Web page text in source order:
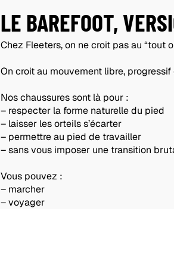
LE BAREFOOT,
Chez Fleeters, on ne croit pas au “tout
On croit au mouvement libre,
Nos chaussures sont là pour :
– respecter la forme naturelle du pied
– laisser les orteils s’écarter
– permettre au pied de travailler
– sans vous imposer une transition
Vous pouvez :
– marcher
– voyager